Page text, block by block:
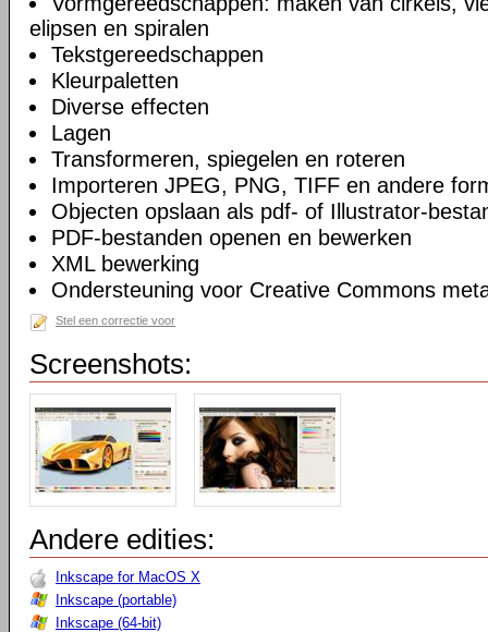
elipsen en spiralen
Tekstgereedschappen
Kleurpaletten
Diverse effecten
Lagen
Transformeren, spiegelen en roteren
Importeren JPEG, PNG, TIFF en andere
Objecten opslaan als pdf- of Illustrator-
PDF-bestanden openen en bewerken
XML bewerking
Ondersteuning voor Creative Commons
Stel een correctie voor
Screenshots:
Andere edities:
Inkscape for MacOS X
Inkscape (portable)
Inkscape (64-bit)